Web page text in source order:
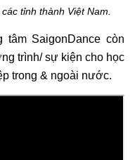
tỉnh thành Việt Nam.
SaigonDance còn
trình/ sự kiện cho học
trong & ngoài nước.